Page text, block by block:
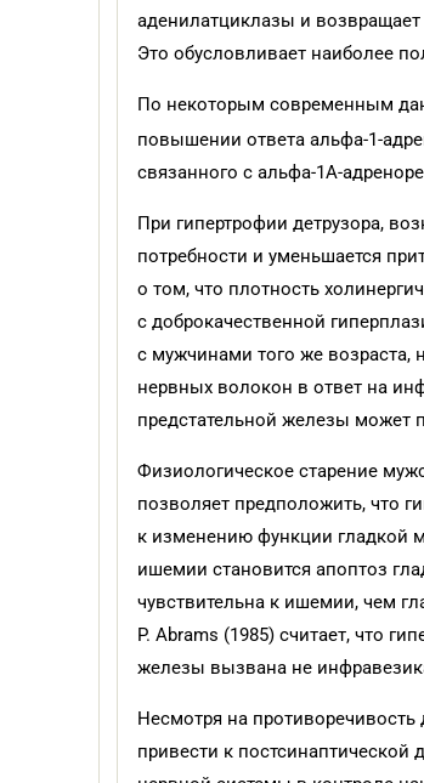
аденилатциклазы и
Это обусловливает наиболее
По некоторым современным
повышении ответа альфа-1-
связанного с альфа-1А-
При гипертрофии детрузора,
потребности и уменьшается
о том, что плотность
с доброкачественной
с мужчинами того же возраста,
нервных волокон в ответ на
предстательной железы может
Физиологическое старение
позволяет предположить, что
к изменению функции гладкой
ишемии становится апоптоз
чувствительна к ишемии, чем
P. Abrams (1985) считает, что
железы вызвана не
Несмотря на противоречивость
привести к